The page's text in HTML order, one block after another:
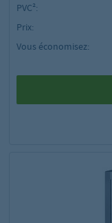
PVC²:
Prix:
Vous économisez: